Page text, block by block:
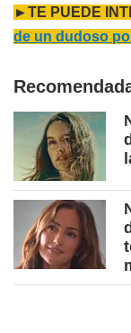
►TE PUEDE
de un dudoso